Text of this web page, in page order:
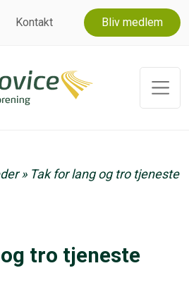
Kontakt Bliv medlem
» Tak for lang og tro tjeneste
tro tjeneste